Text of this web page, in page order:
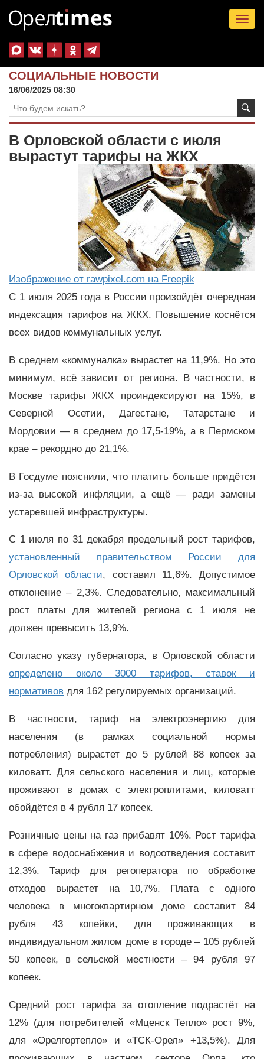
СОЦИАЛЬНЫЕ НОВОСТИ
16/06/2025 08:30
В Орловской области с июля
вырастут тарифы на ЖКХ
Изображение от rawpixel.com на Freepik
С 1 июля 2025 года в России произойдёт очередная
индексация тарифов на ЖКХ. Повышение коснётся
всех видов коммунальных услуг.
В среднем «коммуналка» вырастет на 11,9%. Но это
минимум, всё зависит от региона. В частности, в
Москве тарифы ЖКХ проиндексируют на 15%, в
Северной Осетии, Дагестане, Татарстане и
Мордовии — в среднем до 17,5-19%, а в Пермском
крае – рекордно до 21,1%.
В Госдуме пояснили, что платить больше придётся
из-за высокой инфляции, а ещё — ради замены
устаревшей инфраструктуры.
С 1 июля по 31 декабря предельный рост тарифов,
установленный правительством России для
Орловской области, составил 11,6%. Допустимое
отклонение – 2,3%. Следовательно, максимальный
рост платы для жителей региона с 1 июля не
должен превысить 13,9%.
Согласно указу губернатора, в Орловской области
определено около 3000 тарифов, ставок и
нормативов для 162 регулируемых организаций.
В частности, тариф на электроэнергию для
населения (в рамках социальной нормы
потребления) вырастет до 5 рублей 88 копеек за
киловатт. Для сельского населения и лиц, которые
проживают в домах с электроплитами, киловатт
обойдётся в 4 рубля 17 копеек.
Розничные цены на газ прибавят 10%. Рост тарифа
в сфере водоснабжения и водоотведения составит
12,3%. Тариф для регоператора по обработке
отходов вырастет на 10,7%. Плата с одного
человека в многоквартирном доме составит 84
рубля 43 копейки, для проживающих в
индивидуальном жилом доме в городе – 105 рублей
50 копеек, в сельской местности – 94 рубля 97
копеек.
Средний рост тарифа за отопление подрастёт на
12% (для потребителей «Мценск Тепло» рост 9%,
для «Орелгортепло» и «ТСК-Орел» +13,5%). Для